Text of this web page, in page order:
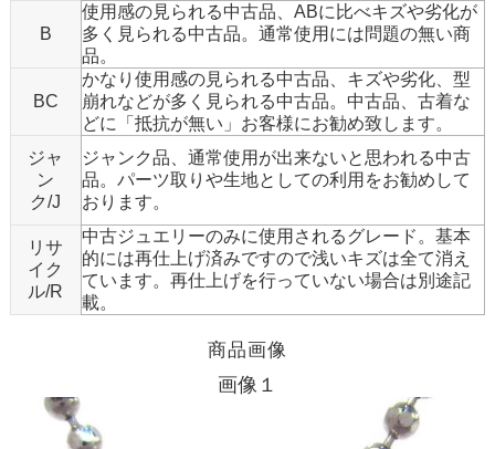
B
使用感の見られる中古品、ABに比べキズや劣化が
多く見られる中古品。通常使用には問題の無い商
品。
BC
かなり使用感の見られる中古品、キズや劣化、型
崩れなどが多く見られる中古品。中古品、古着な
どに「抵抗が無い」お客様にお勧め致します。
ジャ
ン
ク/J
ジャンク品、通常使用が出来ないと思われる中古
品。パーツ取りや生地としての利用をお勧めして
おります。
リサ
イク
ル/R
中古ジュエリーのみに使用されるグレード。基本
的には再仕上げ済みですので浅いキズは全て消え
ています。再仕上げを行っていない場合は別途記
載。
商品画像
画像１